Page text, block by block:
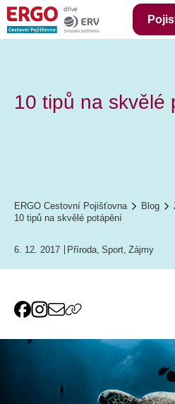
10 tipů na skvělé
ERGO Cestovní Pojišťovna Blog
10 tipů na skvělé potápění
6. 12. 2017 Příroda, Sport, Zájmy